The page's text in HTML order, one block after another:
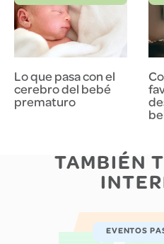
Lo que pasa con el
cerebro del bebé
prematuro
TAMBIÉN
EVENTOS